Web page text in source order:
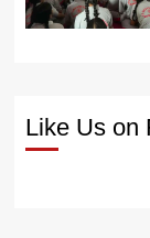
Like Us on